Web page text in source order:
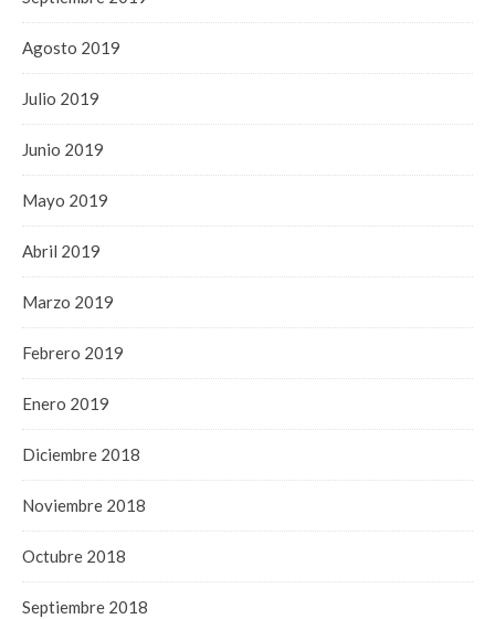
Agosto 2019
Julio 2019
Junio 2019
Mayo 2019
Abril 2019
Marzo 2019
Febrero 2019
Enero 2019
Diciembre 2018
Noviembre 2018
Octubre 2018
Septiembre 2018